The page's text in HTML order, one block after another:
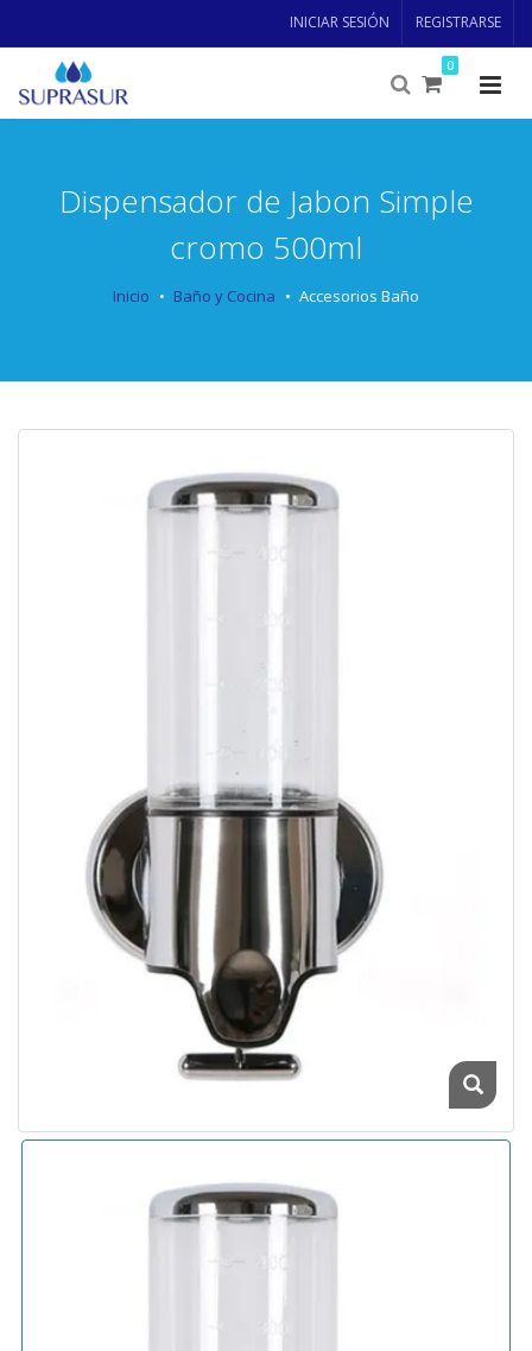
INICIAR SESIÓN REGISTRARSE
0
Dispensador de Jabon Simple
cromo 500ml
Inicio Baño y Cocina Accesorios Baño